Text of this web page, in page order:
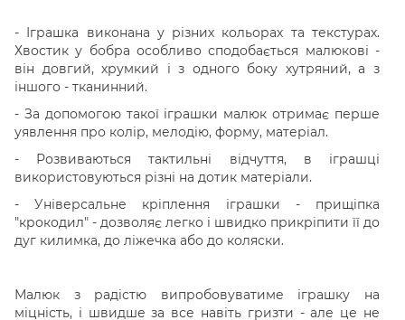
- Іграшка виконана у різних кольорах та текстурах.
Хвостик у бобра особливо сподобається малюкові -
він довгий, хрумкий і з одного боку хутряний, а з
іншого - тканинний.
- За допомогою такої іграшки малюк отримає перше
уявлення про колір, мелодію, форму, матеріал.
- Розвиваються тактильні відчуття, в іграшці
використовуються різні на дотик матеріали.
- Універсальне кріплення іграшки - прищіпка
"крокодил" - дозволяє легко і швидко прикріпити її до
дуг килимка, до ліжечка або до коляски.
Малюк з радістю випробовуватиме іграшку на
міцність, і швидше за все навіть гризти - але це не